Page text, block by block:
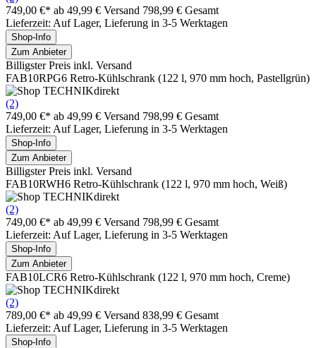
749,00 €* ab 49,99 € Versand 798,99 € Gesamt
Lieferzeit: Auf Lager, Lieferung in 3-5 Werktagen
Shop-Info
Zum Anbieter
Billigster Preis inkl. Versand
FAB10RPG6 Retro-Kühlschrank (122 l, 970 mm hoch, Pastellgrün)
(2)
749,00 €* ab 49,99 € Versand 798,99 € Gesamt
Lieferzeit: Auf Lager, Lieferung in 3-5 Werktagen
Shop-Info
Zum Anbieter
Billigster Preis inkl. Versand
FAB10RWH6 Retro-Kühlschrank (122 l, 970 mm hoch, Weiß)
(2)
749,00 €* ab 49,99 € Versand 798,99 € Gesamt
Lieferzeit: Auf Lager, Lieferung in 3-5 Werktagen
Shop-Info
Zum Anbieter
FAB10LCR6 Retro-Kühlschrank (122 l, 970 mm hoch, Creme)
(2)
789,00 €* ab 49,99 € Versand 838,99 € Gesamt
Lieferzeit: Auf Lager, Lieferung in 3-5 Werktagen
Shop-Info